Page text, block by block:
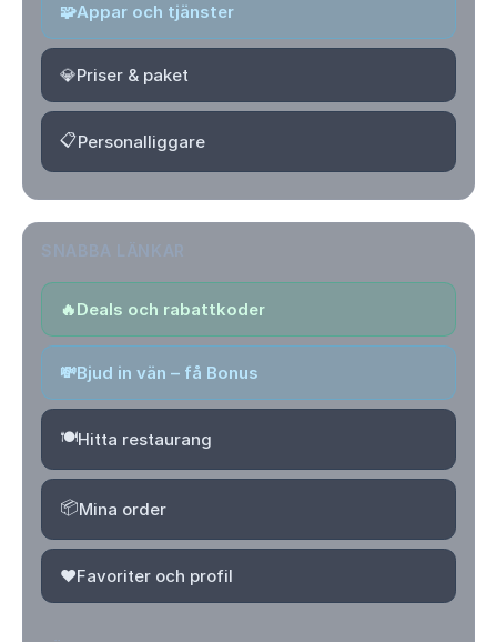
🧩Appar och tjänster
💎Priser & paket
📋Personalliggare
🔥Deals och rabattkoder
💸Bjud in vän – få Bonus
🍽️Hitta restaurang
📦Mina order
❤️Favoriter och profil